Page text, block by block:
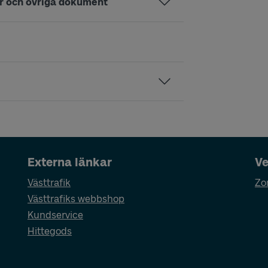
Externa länkar
Västtrafik
Västtrafiks webbshop
Kundservice
Hittegods